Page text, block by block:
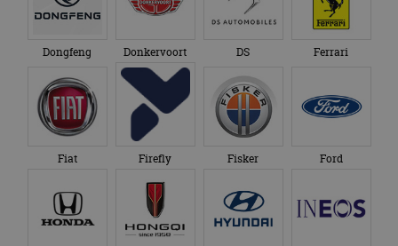
Dongfeng Donkervoort DS Ferrari
Fiat Firefly Fisker Ford